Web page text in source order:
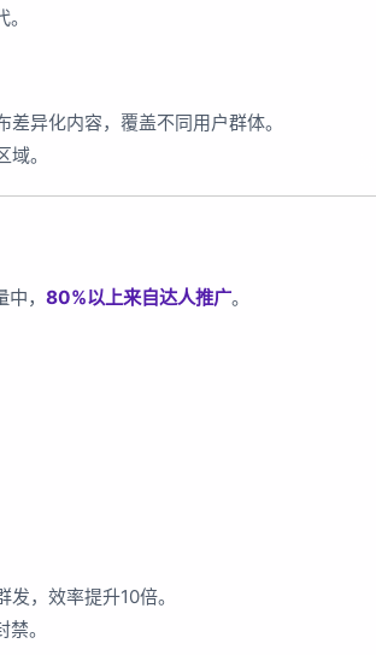
异化内容，覆盖不同用户群体。
。
中，80%以上来自达人推广。
，效率提升10倍。
。